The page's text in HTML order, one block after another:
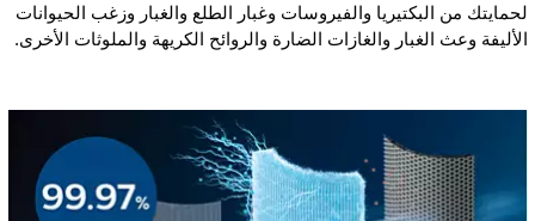
لحمايتك من البكتيريا والفيروسات وغبار الطلع والغبار وزغب الحيوانات
الأليفة وعث الغبار والغازات الضارة والروائح الكريهة والملوثات الأخرى.